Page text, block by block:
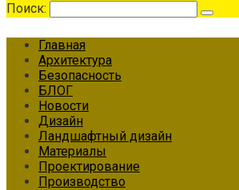
Поиск:
Главная
Архитектура
Безопасность
БЛОГ
Новости
Дизайн
Ландшафтный дизайн
Материалы
Проектирование
Производство